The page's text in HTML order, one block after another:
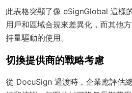
此表格突顯了像 eSignGlobal 這樣
用戶和區域合規來差異化，而其他
持量驅動的使用。
切換提供商的戰略考慮
從 DocuSign 過渡時，企業應評估